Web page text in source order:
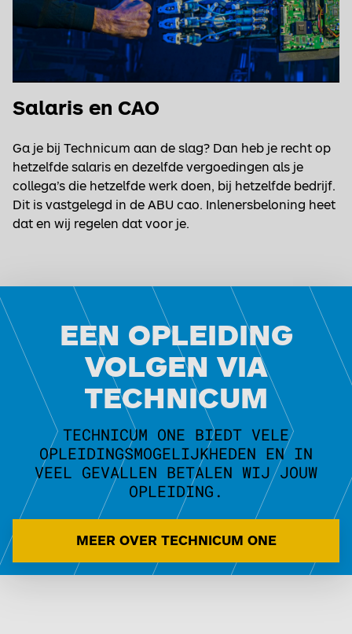
Salaris en CAO
Ga je bij Technicum aan de slag? Dan heb je recht op
hetzelfde salaris en dezelfde vergoedingen als je
collega’s die hetzelfde werk doen, bij hetzelfde bedrijf.
Dit is vastgelegd in de ABU cao. Inlenersbeloning heet
dat en wij regelen dat voor je.
EEN OPLEIDING
VOLGEN VIA
TECHNICUM
TECHNICUM ONE BIEDT VELE
OPLEIDINGSMOGELIJKHEDEN EN IN
VEEL GEVALLEN BETALEN WIJ JOUW
OPLEIDING.
MEER OVER TECHNICUM ONE